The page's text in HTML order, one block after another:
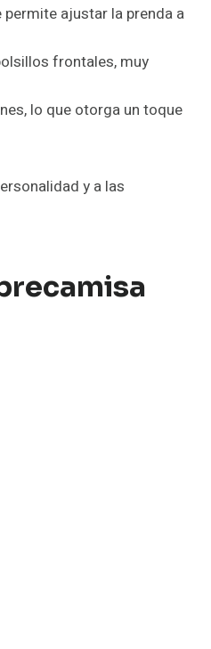
ajustar la prenda a
frontales, muy
lo que otorga un toque
y a las